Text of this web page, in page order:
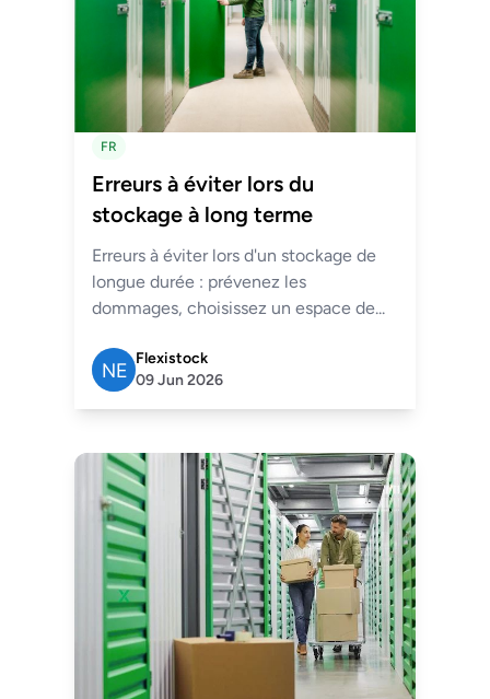
FR
Erreurs à éviter lors du
stockage à long terme
Erreurs à éviter lors d'un stockage de
longue durée : prévenez les
dommages, choisissez un espace de...
Flexistock
09 Jun 2026